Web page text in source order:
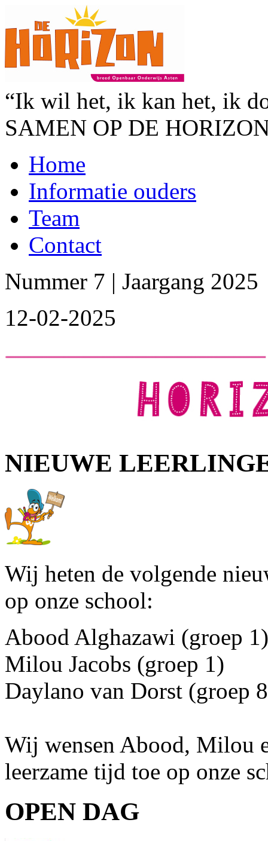
“Ik wil het, ik kan het, ik
SAMEN OP DE
Home
Informatie ouders
Team
Contact
Nummer 7 | Jaargang 2025
12-02-2025
NIEUWE
Wij heten de volgende
op onze school:
Abood Alghazawi (groep 1)
Milou Jacobs (groep 1)
Daylano van Dorst (groep
Wij wensen Abood, Milou
leerzame tijd toe op onze
OPEN DAG